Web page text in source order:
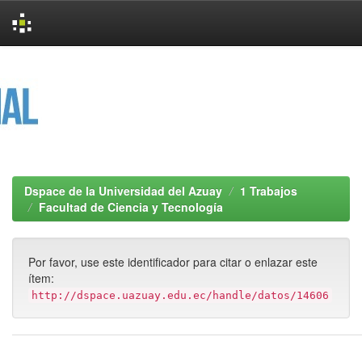
Dspace de la Universidad del Azuay
1 Trabajos
Facultad de Ciencia y Tecnología
Por favor, use este identificador para citar o enlazar este
ítem:
http://dspace.uazuay.edu.ec/handle/datos/14606